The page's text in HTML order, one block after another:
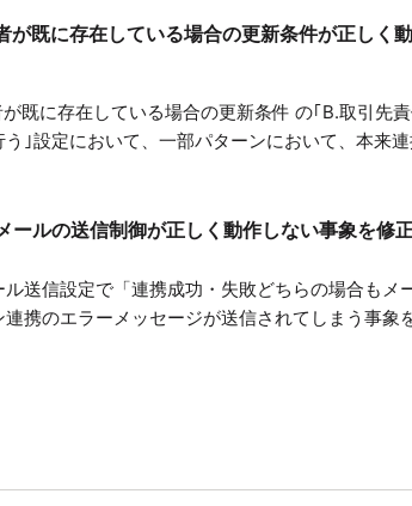
既に存在している場合の更新条件が正しく
既に存在している場合の更新条件 の｢B.取引先
｣設定において、一部パターンにおいて、本来
ールの送信制御が正しく動作しない事象を修
送信設定で「連携成功・失敗どちらの場合もメ
携のエラーメッセージが送信されてしまう事象